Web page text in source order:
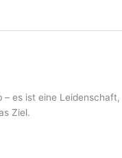
es ist eine Leidenschaft,
Ziel.